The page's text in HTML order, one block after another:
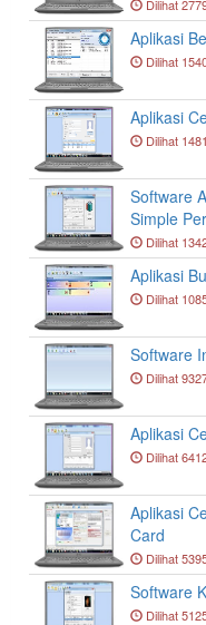
Dilihat
Aplikasi
Dilihat
Aplikasi
Dilihat
Software
Simple
Dilihat
Aplikasi
Dilihat
Software
Dilihat
Aplikasi
Dilihat
Aplikasi
Card
Dilihat
Software
Dilihat